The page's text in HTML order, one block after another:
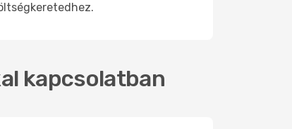
kapcsolatban